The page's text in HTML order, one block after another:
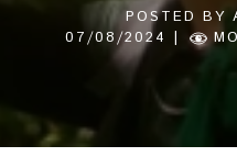
POSTED BY
07/08/2024 |